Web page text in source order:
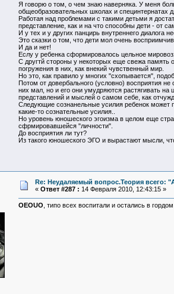
Я говорю о том, о чем знаю наверняка. У меня
общеобразовательных школах и специнтернатах
Работая над проблемами с такими детьми я
представление, как и на что способны дети - от
И у тех и у других панцирь внутреннего диалога
Это сказки о том, что дети мол очень
И да и нет!
Еслу у ребенка сформировалось цельное
С другтй стороны у некоторых еще свежа память
погружения в них, как внекий чувственный мир.
Но это, как правило у многих "схопывается",
Потом от довербального (условно) восприятия
них мал, но и его они умудряются растягивать
представлений и мыслей о самом себе, как
Следующие сознанельные усилия ребенок может
какие-то сознательные усилия..
Но уровень юношеского эгоизма в целом еще
сфрмировавшейся "личности".
До восприятия ли тут?
Из такого юношеского ЭГО и вырастают мысли,
Re: Неудаляемый вопрос.Теория всего:
« Ответ #287 : 14 Февраля 2010, 12:43:15 »
OEOUO , типо всех воспитали и остались в